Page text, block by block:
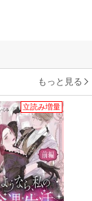
もっと見る
立読み増量